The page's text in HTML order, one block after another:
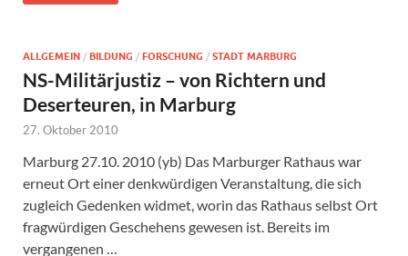
ALLGEMEIN / BILDUNG / FORSCHUNG / STADT MARBURG
NS-Militärjustiz – von Richtern und
Deserteuren, in Marburg
27. Oktober 2010
Marburg 27.10. 2010 (yb) Das Marburger Rathaus war
erneut Ort einer denkwürdigen Veranstaltung, die sich
zugleich Gedenken widmet, worin das Rathaus selbst Ort
fragwürdigen Geschehens gewesen ist. Bereits im
vergangenen …